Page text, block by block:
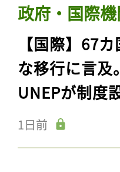
政府・国際
【国際】67
な移行に言及
UNEPが制度
1日前